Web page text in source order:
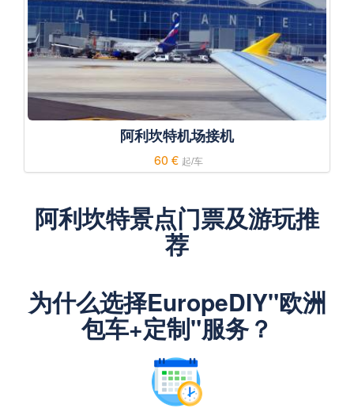
阿利坎特机场接机
60 € 起/车
阿利坎特景点门票及游玩推
荐
为什么选择EuropeDIY"欧洲
包车+定制"服务？